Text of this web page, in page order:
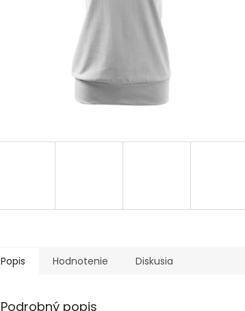
Popis Hodnotenie Diskusia
Podrobný popis